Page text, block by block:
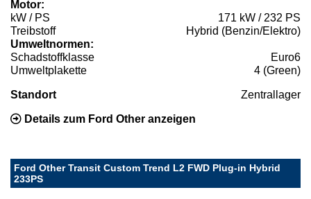
Motor:
kW / PS
171 kW / 232 PS
Treibstoff
Hybrid (Benzin/Elektro)
Umweltnormen:
Schadstoffklasse
Euro6
Umweltplakette
4 (Green)
Standort Zentrallager
Details zum Ford Other anzeigen
Ford Other Transit Custom Trend L2 FWD Plug-in Hybrid
233PS